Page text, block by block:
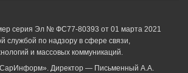
серия Эл № ФС77-80393 от 01 марта 2021
службой по надзору в сфере связи,
и массовых коммуникаций.
Директор — Письменный А.А.